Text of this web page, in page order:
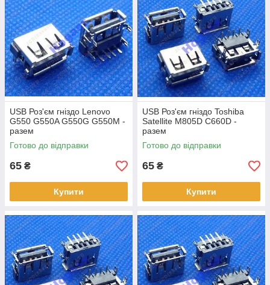
USB Роз'єм гніздо Lenovo
G550 G550A G550G G550M -
разем
Готово до відправки
65 ₴
Купити
USB Роз'єм гніздо Toshiba
Satellite M805D C660D -
разем
Готово до відправки
65 ₴
Купити